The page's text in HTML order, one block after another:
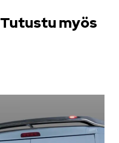
Tutustu myös